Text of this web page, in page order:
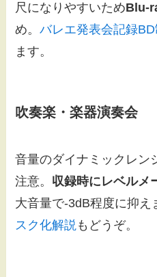
尺になりやすいためBlu-
め。バレエ発表会記録
ます。
吹奏楽・楽器演奏会
音量のダイナミックレン
注意。 収録時にレベルメ
大音量で-3dB程度に抑え
スク化解説 もどうぞ。